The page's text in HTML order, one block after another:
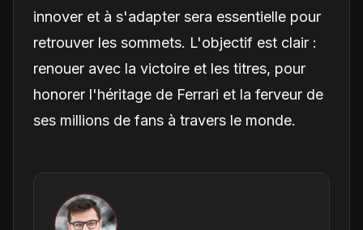
innover et à s'adapter sera essentielle pour
retrouver les sommets. L'objectif est clair :
renouer avec la victoire et les titres, pour
honorer l'héritage de Ferrari et la ferveur de
ses millions de fans à travers le monde.